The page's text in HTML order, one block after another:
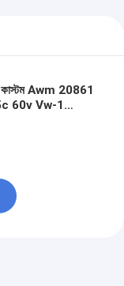
কাস্টম Awm 20861
60v Vw-1